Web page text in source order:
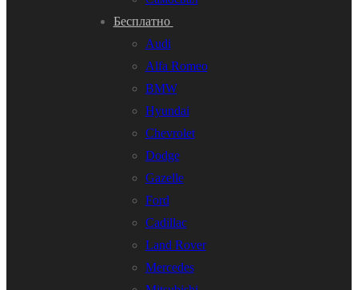
Бесплатно
Audi
Alfa Romeo
BMW
Hyundai
Chevrolet
Dodge
Gazelle
Ford
Cadillac
Land Rover
Mercedes